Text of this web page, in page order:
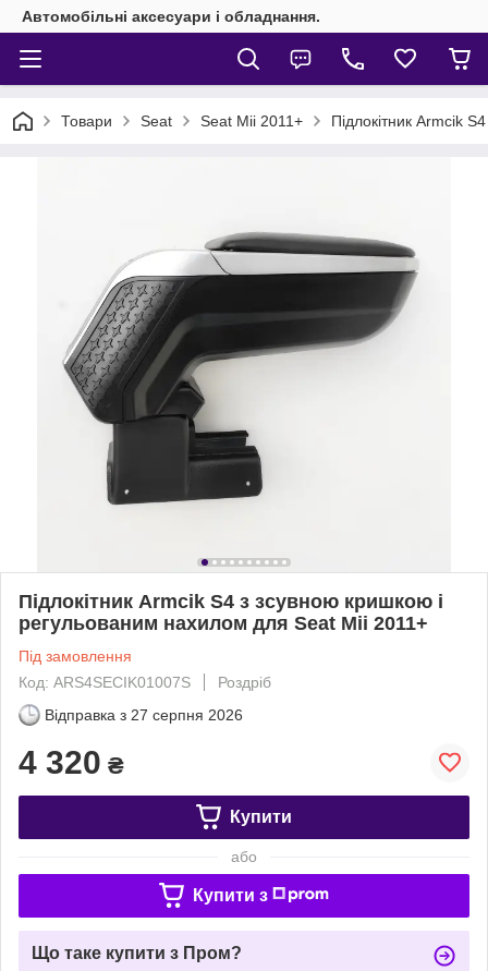
Автомобільні аксесуари і обладнання.
Товари Seat Seat Mii 2011+ Підлокітник Armcik
Підлокітник Armcik S4 з зсувною кришкою і
регульованим нахилом для Seat Mii 2011+
Під замовлення
Код: ARS4SECIK01007S
Роздріб
Відправка з 27 серпня 2026
4 320 ₴
Купити
або
Купити з
Що таке купити з Пром?